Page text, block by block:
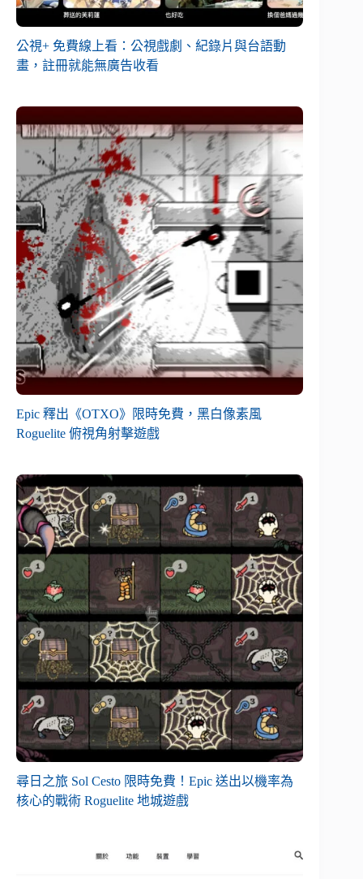
公視+ 免費線上看：公視戲劇、紀錄片與台語動
畫，註冊就能無廣告收看
Epic 釋出《OTXO》限時免費，黑白像素風
Roguelite 俯視角射擊遊戲
尋日之旅 Sol Cesto 限時免費！Epic 送出以機率為
核心的戰術 Roguelite 地城遊戲